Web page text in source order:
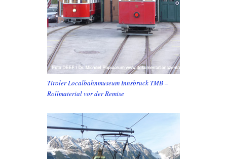
Tiroler Localbahnmuseum Innsbruck TMB –
Rollmaterial vor der Remise